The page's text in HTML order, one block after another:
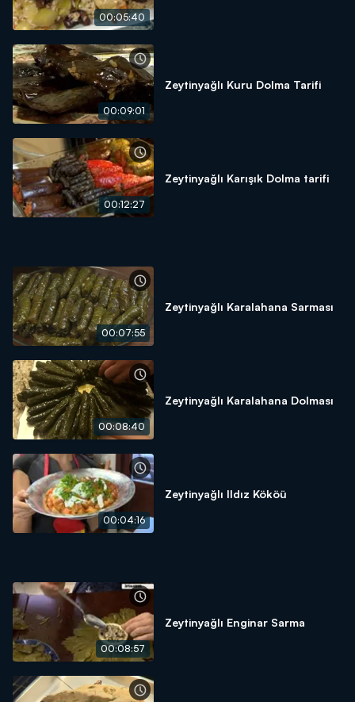
00:05:40
00:09:01
Zeytinyağlı Kuru Dolma Tarifi
00:12:27
Zeytinyağlı Karışık Dolma tarifi
00:07:55
Zeytinyağlı Karalahana Sarması
00:08:40
Zeytinyağlı Karalahana Dolması
00:04:16
Zeytinyağlı Ildız Kököü
00:08:57
Zeytinyağlı Enginar Sarma